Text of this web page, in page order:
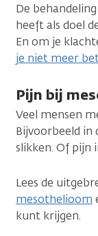
De
heeft als doel
En om je
je niet meer
Pijn bij
Veel mensen
Bijvoorbeeld in
slikken. Of pijn
Lees de
mesothelioom
kunt krijgen.